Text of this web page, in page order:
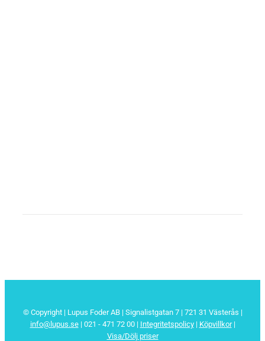
© Copyright | Lupus Foder AB | Signalistgatan 7 | 721 31 Västerås |
info@lupus.se| 021 - 471 72 00 | Integritetspolicy| Köpvillkor|
Visa/Dölj priser